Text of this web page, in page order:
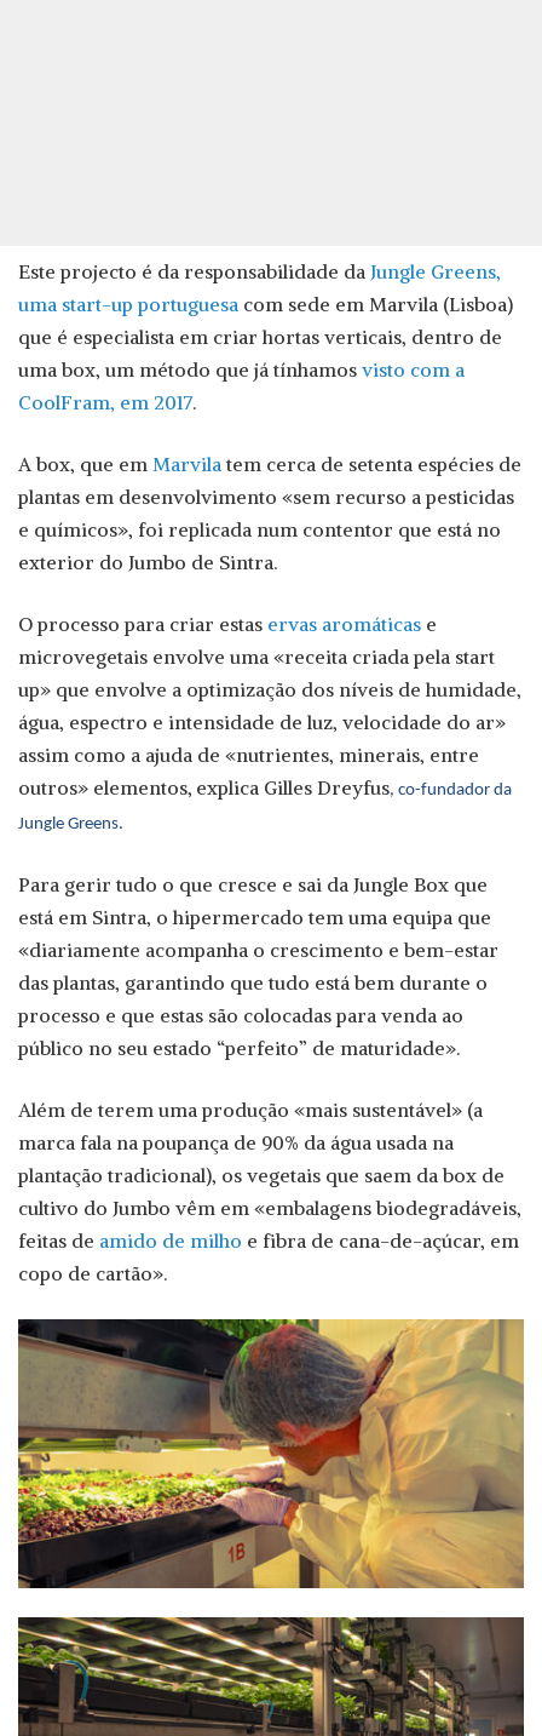
Este projecto é da responsabilidade da Jungle Greens,
uma start-up portuguesa com sede em Marvila (Lisboa)
que é especialista em criar hortas verticais, dentro de
uma box, um método que já tínhamos visto com a
CoolFram, em 2017.
A box, que em Marvilatem cerca de setenta espécies de
plantas em desenvolvimento «sem recurso a pesticidas
e químicos», foi replicada num contentor que está no
exterior do Jumbo de Sintra.
O processo para criar estas ervas aromáticas e
microvegetais envolve uma «receita criada pela start
up» que envolve a optimização dos níveis de humidade,
água, espectro e intensidade de luz, velocidade do ar»
assim como a ajuda de «nutrientes, minerais, entre
outros» elementos, explica Gilles Dreyfus, co-fundador da
Jungle Greens.
Para gerir tudo o que cresce e sai da Jungle Box que
está em Sintra, o hipermercado tem uma equipa que
«diariamente acompanha o crescimento e bem-estar
das plantas, garantindo que tudo está bem durante o
processo e que estas são colocadas para venda ao
público no seu estado “perfeito” de maturidade».
Além de terem uma produção «mais sustentável» (a
marca fala na poupança de 90% da água usada na
plantação tradicional), os vegetais que saem da box de
cultivo do Jumbo vêm em «embalagens biodegradáveis,
feitas de amido de milho e fibra de cana-de-açúcar, em
copo de cartão».